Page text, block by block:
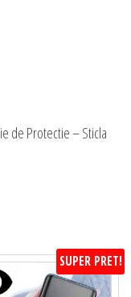
de Protectie – Sticla
SUPER PRET!